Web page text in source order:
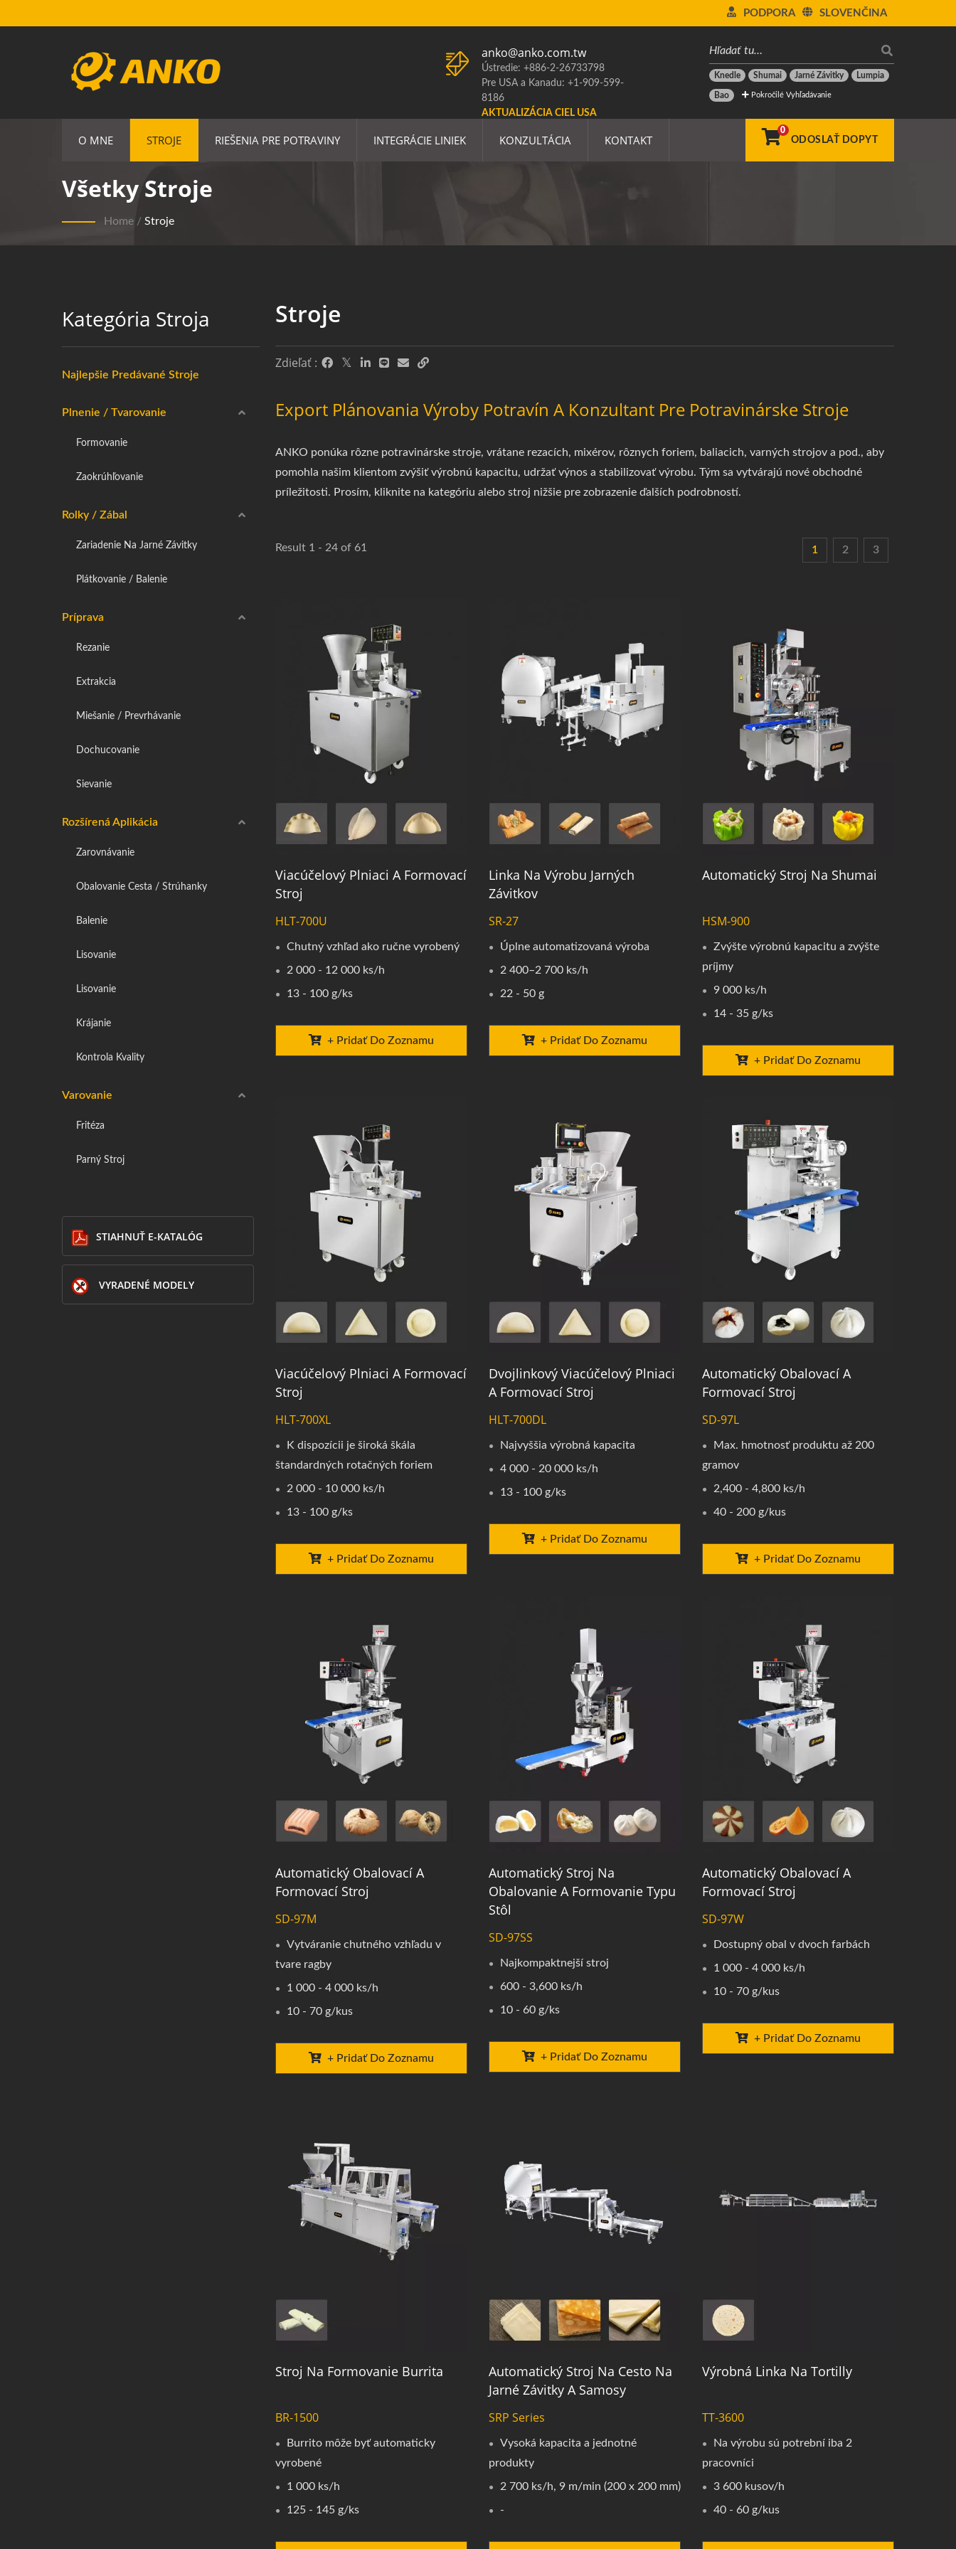
SLOVENČINA
PODPORA
Knedle Shumai Jarné Závitky Lumpia
Bao Pokročilé Vyhľadávanie
anko@anko.com.tw
Ústredie: +886-2-26733798
Pre USA a Kanadu: +1-909-599-
8186
AKTUALIZÁCIA CIEL USA
O MNE STROJE RIEŠENIA PRE POTRAVINY INTEGRÁCIE LINIEK KONZULTÁCIA KONTAKT
0
ODOSLAŤ DOPYT
Všetky Stroje
Home / Stroje
Kategória Stroja
Najlepšie Predávané Stroje
Plnenie / Tvarovanie
Formovanie
Zaokrúhľovanie
Rolky / Zábal
Zariadenie Na Jarné Závitky
Plátkovanie / Balenie
Príprava
Rezanie
Extrakcia
Miešanie / Prevrhávanie
Dochucovanie
Sievanie
Rozšírená Aplikácia
Zarovnávanie
Obalovanie Cesta / Strúhanky
Balenie
Lisovanie
Lisovanie
Krájanie
Kontrola Kvality
Varovanie
Fritéza
Parný Stroj
STIAHNUŤ E-KATALÓG
VYRADENÉ MODELY
Stroje
Zdieľať :
Export Plánovania Výroby Potravín A Konzultant Pre Potravinárske Stroje
ANKO ponúka rôzne potravinárske stroje, vrátane rezacích, mixérov, rôznych foriem, baliacich, varných strojov a pod., aby
pomohla našim klientom zvýšiť výrobnú kapacitu, udržať výnos a stabilizovať výrobu. Tým sa vytvárajú nové obchodné
príležitosti. Prosím, kliknite na kategóriu alebo stroj nižšie pre zobrazenie ďalších podrobností.
Result 1 - 24 of 61 1 2 3
Viacúčelový Plniaci A Formovací
Stroj
HLT-700U
Chutný vzhľad ako ručne vyrobený
2 000 - 12 000 ks/h
13 - 100 g/ks
+ Pridať Do Zoznamu
Linka Na Výrobu Jarných
Závitkov
SR-27
Úplne automatizovaná výroba
2 400–2 700 ks/h
22 - 50 g
+ Pridať Do Zoznamu
Automatický Stroj Na Shumai
HSM-900
Zvýšte výrobnú kapacitu a zvýšte
príjmy
9 000 ks/h
14 - 35 g/ks
+ Pridať Do Zoznamu
Viacúčelový Plniaci A Formovací
Stroj
HLT-700XL
K dispozícii je široká škála
štandardných rotačných foriem
2 000 - 10 000 ks/h
13 - 100 g/ks
+ Pridať Do Zoznamu
Dvojlinkový Viacúčelový Plniaci
A Formovací Stroj
HLT-700DL
Najvyššia výrobná kapacita
4 000 - 20 000 ks/h
13 - 100 g/ks
+ Pridať Do Zoznamu
Automatický Obalovací A
Formovací Stroj
SD-97L
Max. hmotnosť produktu až 200
gramov
2,400 - 4,800 ks/h
40 - 200 g/kus
+ Pridať Do Zoznamu
Automatický Obalovací A
Formovací Stroj
SD-97M
Vytváranie chutného vzhľadu v
tvare ragby
1 000 - 4 000 ks/h
10 - 70 g/kus
+ Pridať Do Zoznamu
Automatický Stroj Na
Obalovanie A Formovanie Typu
Stôl
SD-97SS
Najkompaktnejší stroj
600 - 3,600 ks/h
10 - 60 g/ks
+ Pridať Do Zoznamu
Automatický Obalovací A
Formovací Stroj
SD-97W
Dostupný obal v dvoch farbách
1 000 - 4 000 ks/h
10 - 70 g/kus
+ Pridať Do Zoznamu
Stroj Na Formovanie Burrita
BR-1500
Burrito môže byť automaticky
vyrobené
1 000 ks/h
125 - 145 g/ks
Automatický Stroj Na Cesto Na
Jarné Závitky A Samosy
SRP Series
Vysoká kapacita a jednotné
produkty
2 700 ks/h, 9 m/min (200 x 200 mm)
-
Výrobná Linka Na Tortilly
TT-3600
Na výrobu sú potrební iba 2
pracovníci
3 600 kusov/h
40 - 60 g/kus